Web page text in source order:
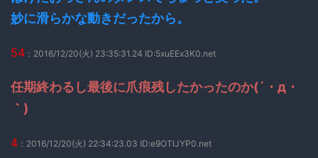
妙に滑らかな動きだったから。
54 ：2016/12/20(火) 23:35:31.24 ID:5xuEEx3K0.net
任期終わるし最後に爪痕残したかったのか(´・д・
｀)
4 ：2016/12/20(火) 22:34:23.03 ID:e9OTlJYP0.net